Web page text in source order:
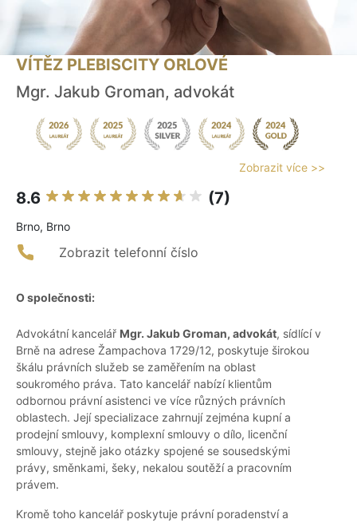
VÍTĚZ PLEBISCITY ORLOVÉ
Mgr. Jakub Groman, advokát
Zobrazit více >>
8.6 (7)
Brno, Brno
Zobrazit telefonní číslo
O společnosti:
Advokátní kancelář Mgr. Jakub Groman, advokát, sídlící v
Brně na adrese Žampachova 1729/12, poskytuje širokou
škálu právních služeb se zaměřením na oblast
soukromého práva. Tato kancelář nabízí klientům
odbornou právní asistenci ve více různých právních
oblastech. Její specializace zahrnují zejména kupní a
prodejní smlouvy, komplexní smlouvy o dílo, licenční
smlouvy, stejně jako otázky spojené se sousedskými
právy, směnkami, šeky, nekalou soutěží a pracovním
právem.
Kromě toho kancelář poskytuje právní poradenství a